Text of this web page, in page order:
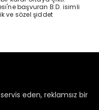
servis eden, reklamsız bir